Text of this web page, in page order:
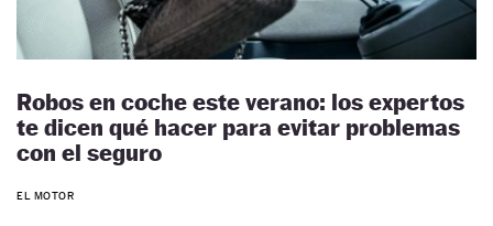
Robos en coche este verano: los expertos
te dicen qué hacer para evitar problemas
con el seguro
EL MOTOR